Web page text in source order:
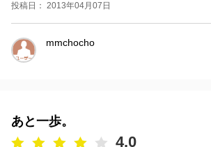
投稿日： 2013年04月07日
mmchocho
あと一歩。
4.0